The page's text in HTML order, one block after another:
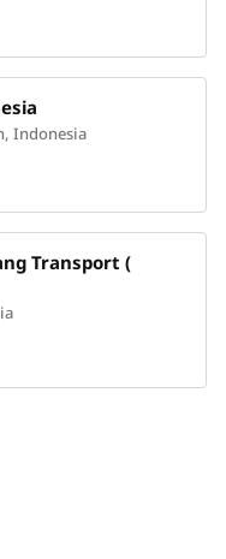
Indonesia
Transport (